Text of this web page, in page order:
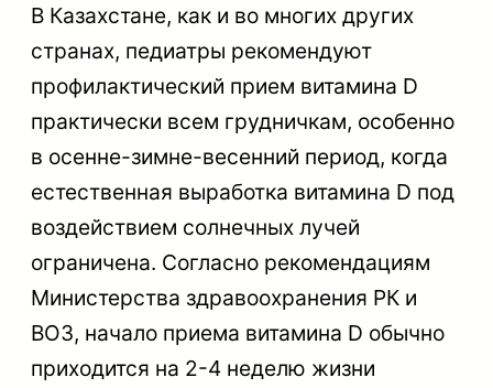
В Казахстане, как и во многих других
странах, педиатры рекомендуют
профилактический прием витамина D
практически всем грудничкам, особенно
в осенне-зимне-весенний период, когда
естественная выработка витамина D под
воздействием солнечных лучей
ограничена. Согласно рекомендациям
Министерства здравоохранения РК и
ВОЗ, начало приема витамина D обычно
приходится на 2-4 неделю жизни